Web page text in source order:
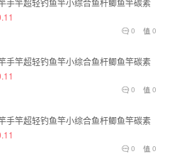
0
0
手竿超轻钓鱼竿小综合鱼杆鲫鱼竿碳素
0
0
手竿超轻钓鱼竿小综合鱼杆鲫鱼竿碳素
0
0